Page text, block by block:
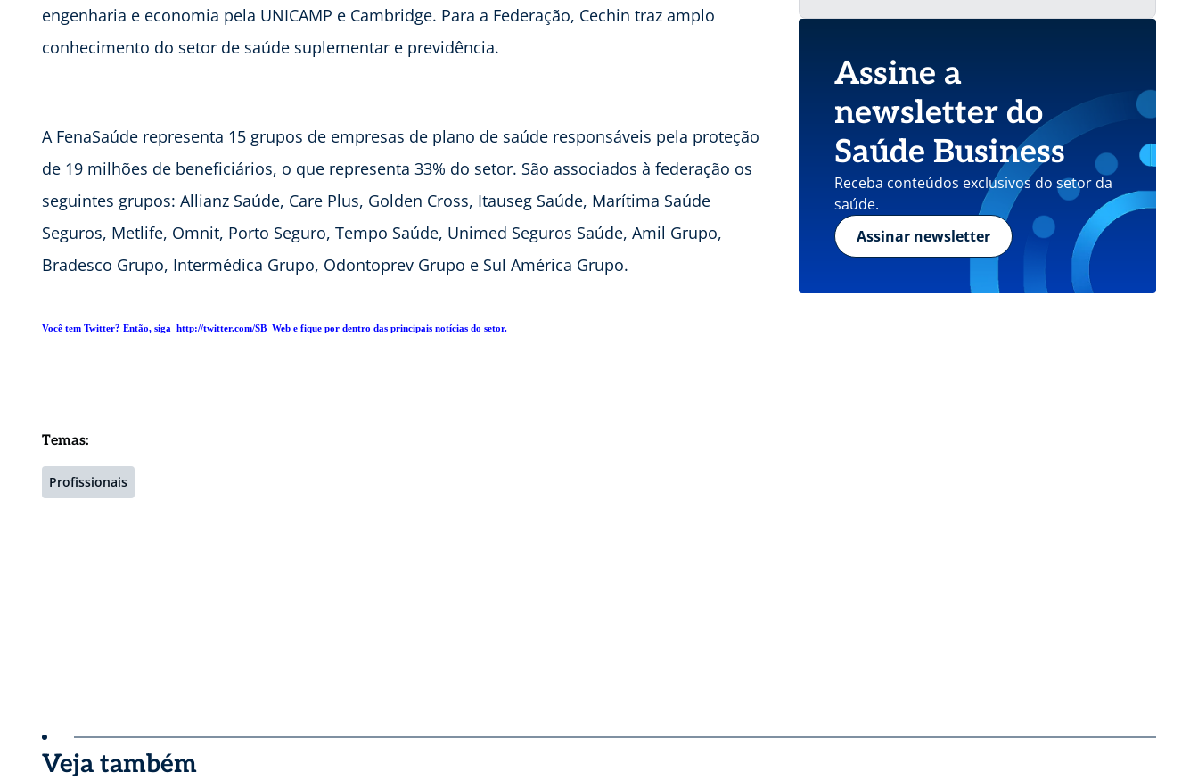
engenharia e economia pela UNICAMP e Cambridge. Para a Federação, Cechin traz amplo
conhecimento do setor de saúde suplementar e previdência.
A FenaSaúde representa 15 grupos de empresas de plano de saúde responsáveis pela proteção
de 19 milhões de beneficiários, o que representa 33% do setor. São associados à federação os
seguintes grupos: Allianz Saúde, Care Plus, Golden Cross, Itauseg Saúde, Marítima Saúde
Seguros, Metlife, Omnit, Porto Seguro, Tempo Saúde, Unimed Seguros Saúde, Amil Grupo,
Bradesco Grupo, Intermédica Grupo, Odontoprev Grupo e Sul América Grupo.
Você tem Twitter? Então, siga http://twitter.com/SB_Web e fique por dentro das principais notícias do setor.
Temas:
Profissionais
Assine a
newsletter do
Saúde Business
Receba conteúdos exclusivos do setor da
saúde.
Assinar newsletter
Veja também